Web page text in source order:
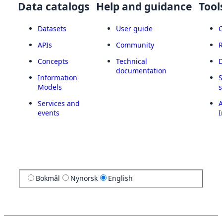
Data catalogs
Datasets
APIs
Concepts
Information
Models
Services and
events
Help and guidance
User guide
Community
Technical
documentation
Bokmål Nynorsk English